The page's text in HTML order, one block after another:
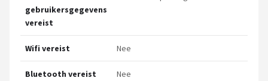
gebruikersgegevens
vereist
Wifi vereist Nee
Bluetooth vereist Nee